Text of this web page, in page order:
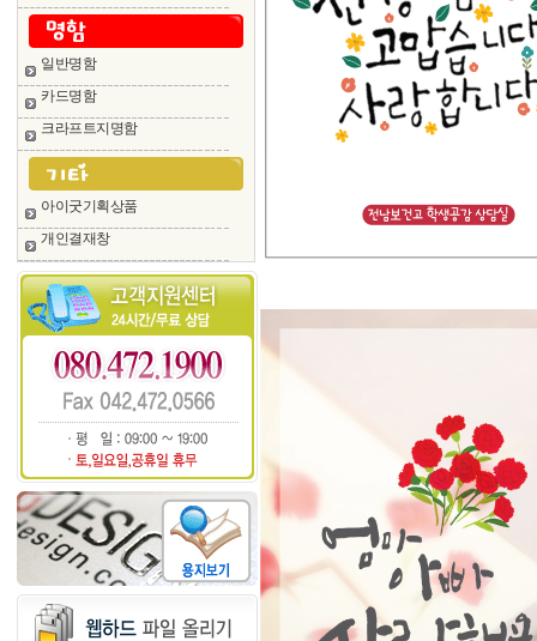
일반명함
카드명함
크라프트지명함
아이굿기획상품
개인결재창